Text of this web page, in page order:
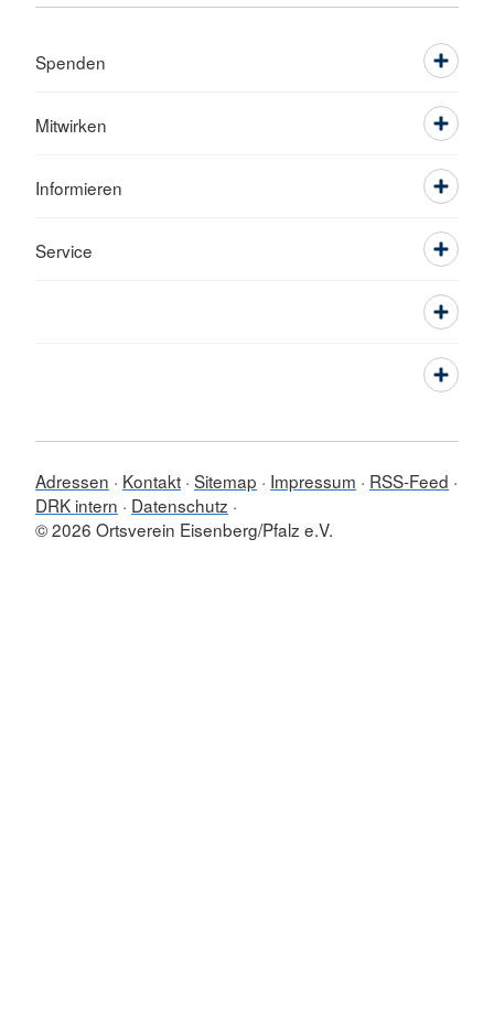
Spenden
Mitwirken
Informieren
Service
Adressen Kontakt Sitemap Impressum
RSS-Feed
DRK intern
Datenschutz
© 2026 Ortsverein Eisenberg/Pfalz e.V.